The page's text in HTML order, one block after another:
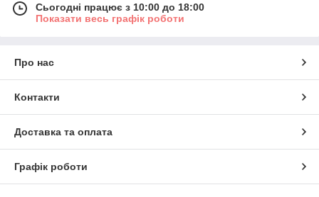
Сьогодні працює з 10:00 до 18:00
Показати весь графік роботи
Про нас
Контакти
Доставка та оплата
Графік роботи